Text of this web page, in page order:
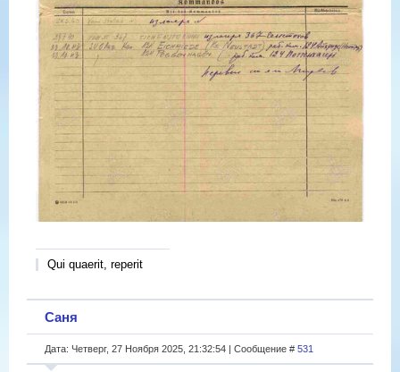
Qui quaerit, reperit
Саня
Дата: Четверг, 27 Ноября 2025, 21:32:54 | Сообщение # 531